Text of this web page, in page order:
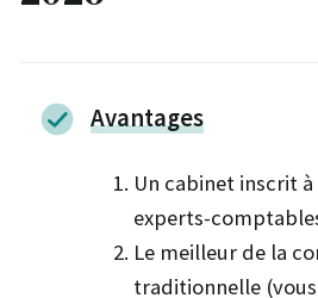
Avantages
Un cabinet inscrit à
experts-
Le meilleur de la
traditionnelle